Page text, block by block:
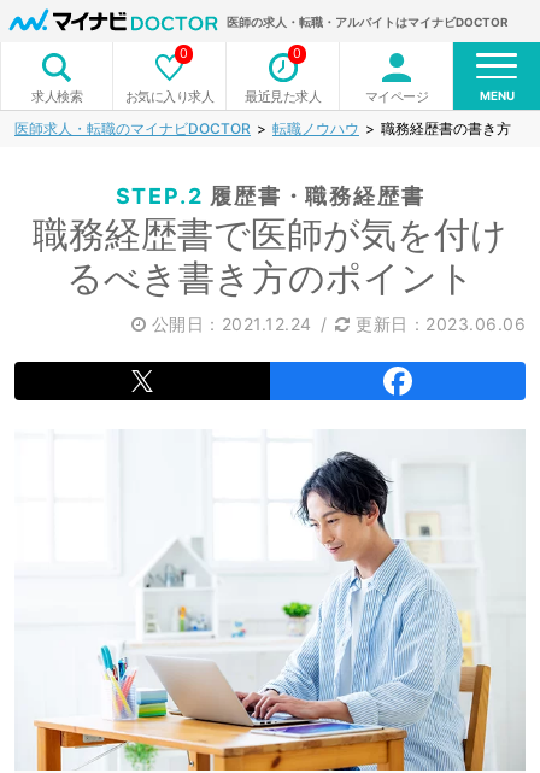
医師の求人・転職・アルバイトはマイナビDOCTOR
求人検索 お気に入り求人
0
最近見た求人
0
マイページ MENU
医師求人・転職のマイナビDOCTOR 転職ノウハウ 職務経歴書の書き方
STEP.2 履歴書・職務経歴書
職務経歴書で医師が気を付け
るべき書き方のポイント
公開日： 2021.12.24 / 更新日：2023.06.06